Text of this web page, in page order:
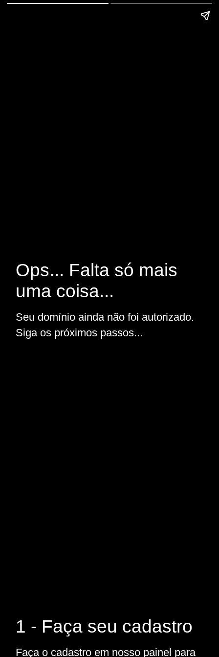
Ops... Falta só mais
uma coisa...
Seu domínio ainda não foi autorizado.
Siga os próximos passos...
1 - Faça seu cadastro
Faça o cadastro em nosso painel para